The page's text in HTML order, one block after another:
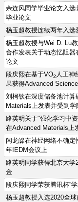
余连风同学毕业论文入选
毕业论文
杨玉超教授连续两年入
杨玉超教授与Wei D. Lu
合作发表关于动态忆阻
论文
段庆熙在基于VO2 人工神
果获得Advanced
刘柯钦在深度储备池计
Materials上发表并受到学
路英明关于"强化学习中
在Advanced Materials上
闫龙皞在神经网络不确
年IEDM会议上
路英明同学获得北京大
金
段庆熙同学荣获腾讯杯“
杨玉超教授入选2020全